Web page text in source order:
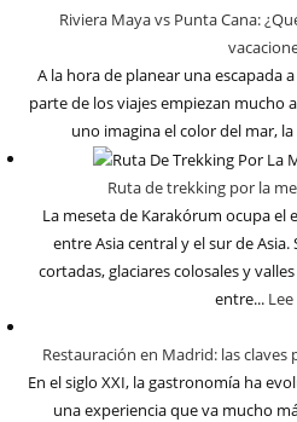
Riviera Maya vs Punta Cana:
A la hora de planear una escapada
parte de los viajes empiezan mucho
uno imagina el color del mar,
Ruta de trekking por la
La meseta de Karakórum ocupa el
entre Asia central y el sur de
cortadas, glaciares colosales y
entre...
Restauración en Madrid: las
En el siglo XXI, la gastronomía ha
una experiencia que va mucho